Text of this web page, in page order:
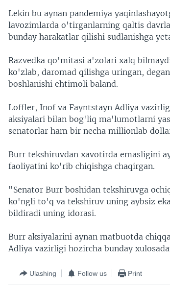
Lekin bu aynan pandemiya
lavozimlarda o'tirganlarning qaltis
bunday harakatlar qilishi sudlanishga
Razvedka qo'mitasi a'zolari xalq
ko'zlab, daromad qilishga uringan,
boshlanishi ehtimoli baland.
Loffler, Inof va Fayntstayn Adliya
aksiyalari bilan bog'liq ma'lumotlarni
senatorlar ham bir necha millionlab
Burr tekshiruvdan xavotirda emasligini
faoliyatini ko'rib chiqishga chaqirgan.
"Senator Burr boshidan tekshiruvga
ko'ngli to'q va tekshiruv uning aybsiz
bildiradi uning idorasi.
Burr aksiyalarini aynan matbuotda
Adliya vazirligi hozircha bunday
Ulashing Follow us Print